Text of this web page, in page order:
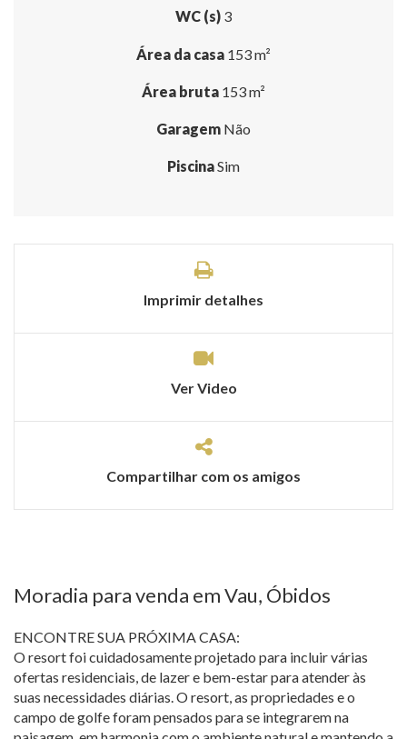
WC (s) 3
Área da casa 153 m²
Área bruta 153 m²
Garagem Não
PiscinaSim
Imprimir detalhes
Ver Video
Compartilhar com os amigos
Moradia para venda em Vau, Óbidos
ENCONTRE SUA PRÓXIMA CASA:
O resort foi cuidadosamente projetado para incluir várias
ofertas residenciais, de lazer e bem-estar para atender às
suas necessidades diárias. O resort, as propriedades e o
campo de golfe foram pensados para se integrarem na